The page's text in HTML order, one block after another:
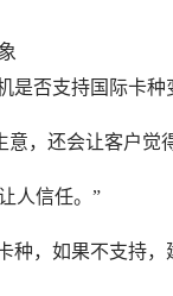
是否支持国际卡
意，还会让客户觉
人信任。”
种，如果不支持，